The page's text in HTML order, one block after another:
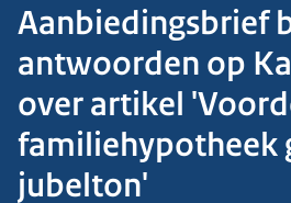
Aanbiedingsbrief
antwoorden op
over artikel
familiehypotheek
jubelton'